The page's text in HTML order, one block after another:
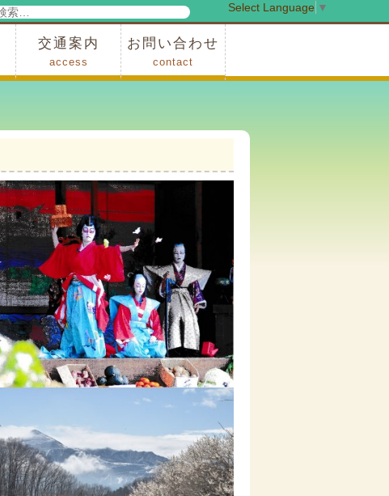
検
索
交通案内
access
お問い合わせ
contact
Select Language ▼